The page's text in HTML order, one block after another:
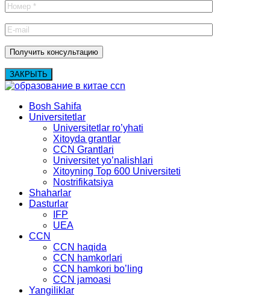
ЗАКРЫТЬ
Bosh Sahifa
Universitetlar
Universitetlar ro’yhati
Xitoyda grantlar
CCN Grantlari
Universitet yo’nalishlari
Xitoyning Top 600 Universiteti
Nostrifikatsiya
Shaharlar
Dasturlar
IFP
UEA
CCN
CCN haqida
CCN hamkorlari
CCN hamkori bo’ling
CCN jamoasi
Yangiliklar